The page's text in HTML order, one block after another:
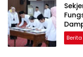
Berita